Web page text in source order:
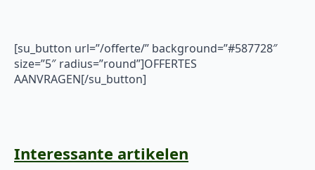
[su_button url=”/offerte/” background=”#587728″
size=”5″ radius=”round”]OFFERTES
AANVRAGEN[/su_button]
Interessante artikelen